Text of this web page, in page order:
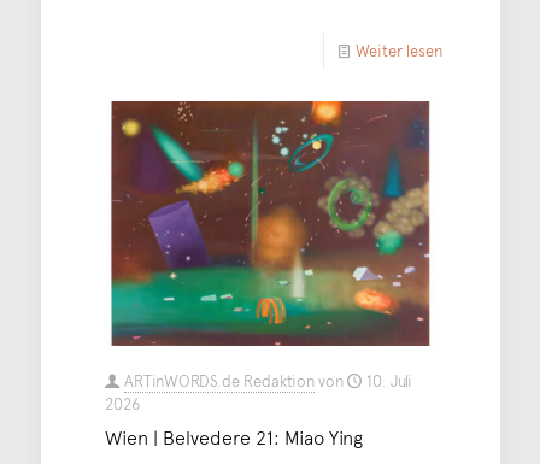
Weiter lesen
ARTinWORDS.de Redaktionvon
10. Juli
2026
Wien | Belvedere 21: Miao Ying